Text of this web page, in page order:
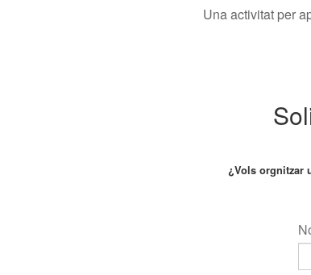
Una activitat per
¿Vols orgnitzar